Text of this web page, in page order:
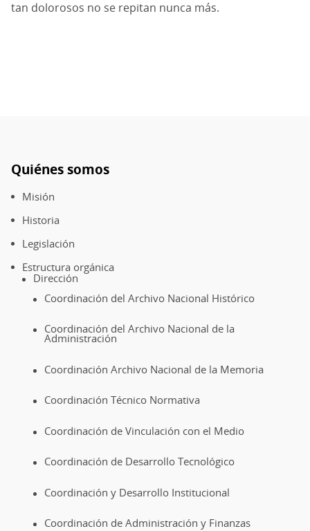
tan dolorosos no se repitan nunca más.
Pie
de
página
Quiénes somos
Misión
Historia
Legislación
Estructura orgánica
Dirección
Coordinación del Archivo Nacional Histórico
Coordinación del Archivo Nacional de la
Administración
Coordinación Archivo Nacional de la Memoria
Coordinación Técnico Normativa
Coordinación de Vinculación con el Medio
Coordinación de Desarrollo Tecnológico
Coordinación y Desarrollo Institucional
Coordinación de Administración y Finanzas